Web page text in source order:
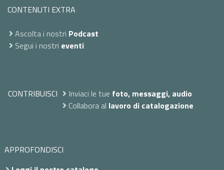
CONTENUTI EXTRA
Ascolta i nostri Podcast
Segui i nostri eventi
CONTRIBUISCI Inviaci le tue foto, messaggi, audio
Collabora al lavoro di catalogazione
APPROFONDISCI